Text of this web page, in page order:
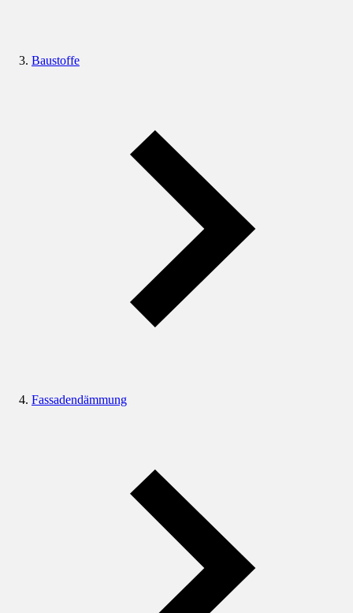
Baustoffe
Fassadendämmung